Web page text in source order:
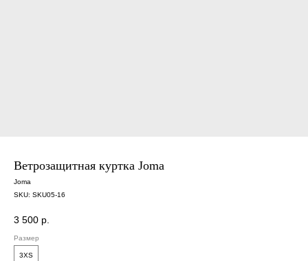
Ветрозащитная куртка Joma
Joma
SKU: SKU05-16
3 500 р.
Размер
3XS